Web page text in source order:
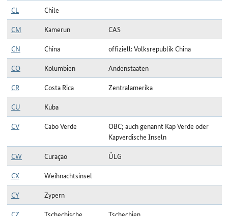
CL
Chile
CM
Kamerun
CAS
CN
China
offiziell: Volksrepublik China
CO
Kolumbien
Andenstaaten
CR
Costa Rica
Zentralamerika
CU
Kuba
CV
Cabo Verde
OBC; auch genannt Kap Verde oder
Kapverdische Inseln
CW
Curaçao
ÜLG
CX
Weihnachtsinsel
CY
Zypern
CZ
Tschechische Tschechien